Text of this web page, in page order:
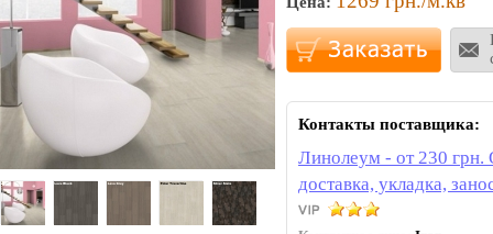
Контакты поставщика:
Линолеум - от 230 грн.
доставка, укладка,